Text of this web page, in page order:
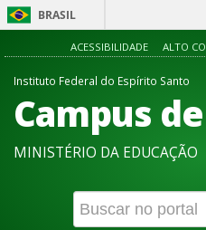
BRASIL
ACESSIBILIDADE ALTO
Instituto Federal do Espírito Santo
Campus
MINISTÉRIO DA EDUCAÇÃO